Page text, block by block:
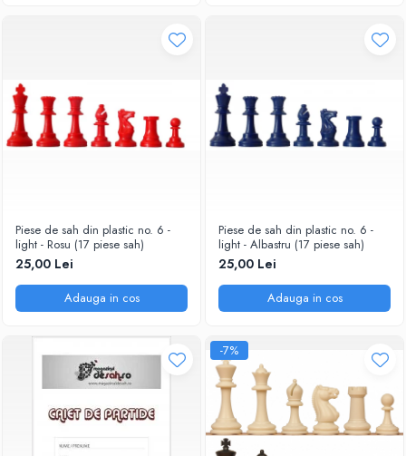
Sah Magnetic India
Set Sah + Table/backgammon
Seturi Sah
Step 1
Step 2
Step 3
Step 5
Step 6
Tabla De Demonstratie
Piese de sah din plastic no. 6 -
light - Rosu (17 piese sah)
25,00 Lei
Adauga in cos
Piese de sah din plastic no. 6 -
light - Albastru (17 piese sah)
25,00 Lei
Adauga in cos
-7%